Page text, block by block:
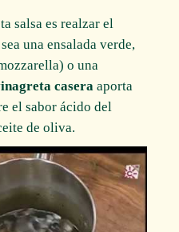
salsa es realzar el
una ensalada verde,
o una
casera aporta
el sabor ácido del
de oliva.